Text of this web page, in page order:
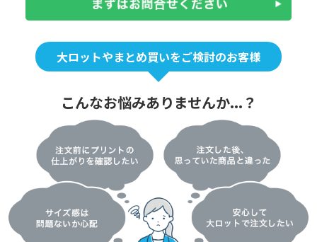
大ロットやまとめ買いをご検討のお客様
こんなお悩みありませんか...？